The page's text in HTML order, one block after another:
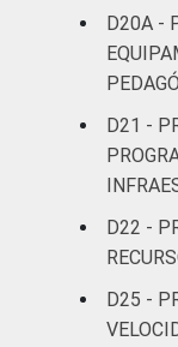
D20A -
D21 -
D22 -
D25 -